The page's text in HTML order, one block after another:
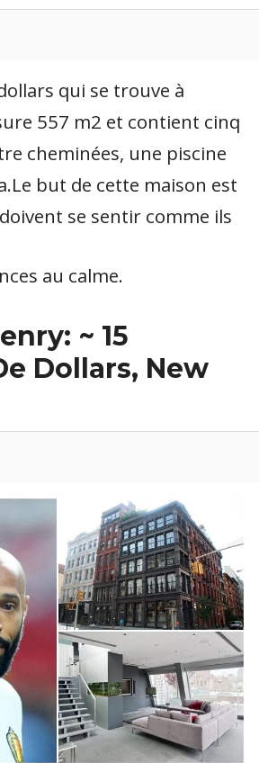
qui se trouve à
557 m2 et contient cinq
cheminées, une piscine
but de cette maison est
se sentir comme ils
au calme.
~ 15
Dollars, New